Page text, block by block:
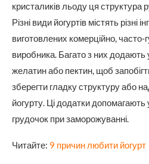
кристаликів льоду ця структура
Різні види йогуртів містять різні
виготовлених комерційно, часто-
виробника. Багато з них додають
желатин або пектин, щоб
зберегти гладку структуру або
йогурту. Ці додатки допомагають
грудочок при заморожуванні.
Читайте: 9 причин любити йогурт